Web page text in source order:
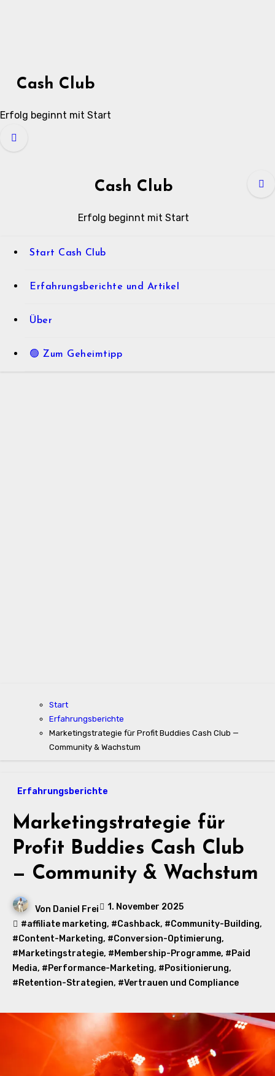
Cash Club
Erfolg beginnt mit Start
Cash Club
Erfolg beginnt mit Start
Start Cash Club
Erfahrungsberichte und Artikel
Über
🟢 Zum Geheimtipp
Start
Erfahrungsberichte
Marketingstrategie für Profit Buddies Cash Club —
Community & Wachstum
Erfahrungsberichte
Marketingstrategie für
Profit Buddies Cash Club
— Community & Wachstum
Von Daniel Frei
1. November 2025
#affiliate marketing, #Cashback, #Community-Building,
#Content-Marketing, #Conversion-Optimierung,
#Marketingstrategie, #Membership-Programme, #Paid
Media, #Performance-Marketing, #Positionierung,
#Retention-Strategien, #Vertrauen und Compliance